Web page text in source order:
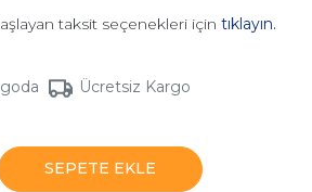
taksit seçenekleri için tıklayın.
Ücretsiz Kargo
SEPETE EKLE